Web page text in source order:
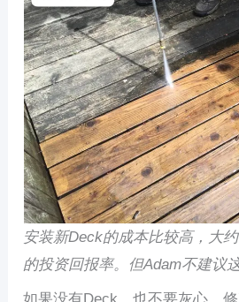
安装新Deck的成本比较高，大
的投资回报率。但Adam不建议这